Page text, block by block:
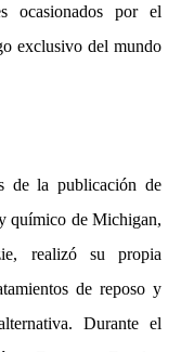
ocasionados por el
exclusivo del mundo
de la publicación de
químico de Michigan,
realizó su propia
de reposo y
Durante el